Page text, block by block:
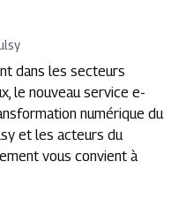
dans les secteurs
le nouveau service e-
numérique du
et les acteurs du
vous convient à